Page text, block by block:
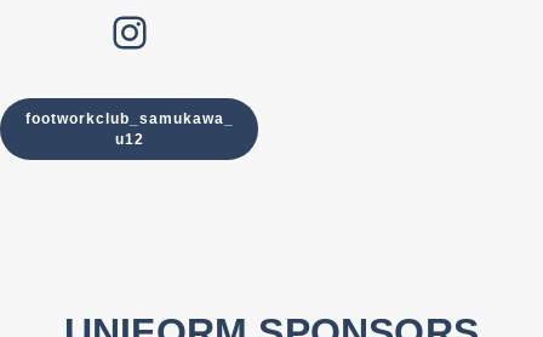
Instagram
footworkclub_samukawa_
u12